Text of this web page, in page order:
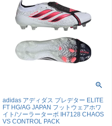
adidas アディダス プレデター ELITE
FT HG/AG JAPAN フットウェアホワ
イト/ソーラーターボ IH7128 CHAOS
VS CONTROL PACK